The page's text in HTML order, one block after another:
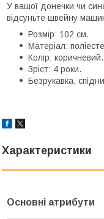
У вашої донечки чи
відсуньте швейну
Розмір: 102 см.
Матеріал:
Колір: коричневий.
Зріст: 4 роки.
Безрукавка,
Характеристики
Основні атрибути